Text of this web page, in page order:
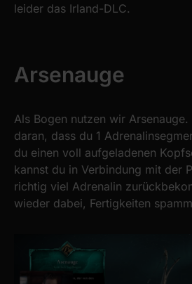
leider das Irland-DLC.
Arsenauge
Als Bogen nutzen wir
daran, dass du 1
du einen voll aufgeladenen
kannst du in Verbindung mit der
richtig viel Adrenalin
wieder dabei, Fertigkeiten